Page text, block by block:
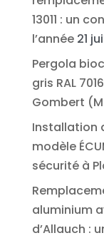
13011 : un
l’année 21
Pergola
gris RAL
Gombert
Installation
modèle
sécurité à
aluminium
d’Allauch :